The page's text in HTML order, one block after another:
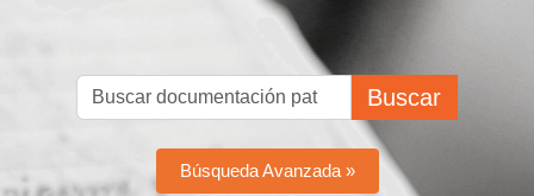
Buscar
Búsqueda Avanzada »